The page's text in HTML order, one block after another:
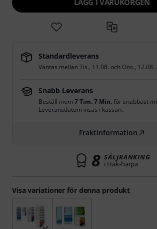
Visa variationer för denna produkt
LÄGG I VARUKORGEN
Standardleverans
Väntas mellanTis., 11.08. och Ons., 12.08..
Snabb Leverans
Beställ inom 7 Tim. 7 Min.för snabbast
Leveransdatum visas i kassan.
Fraktinformation
8 SÄLJRANKING
i Hak-harpa